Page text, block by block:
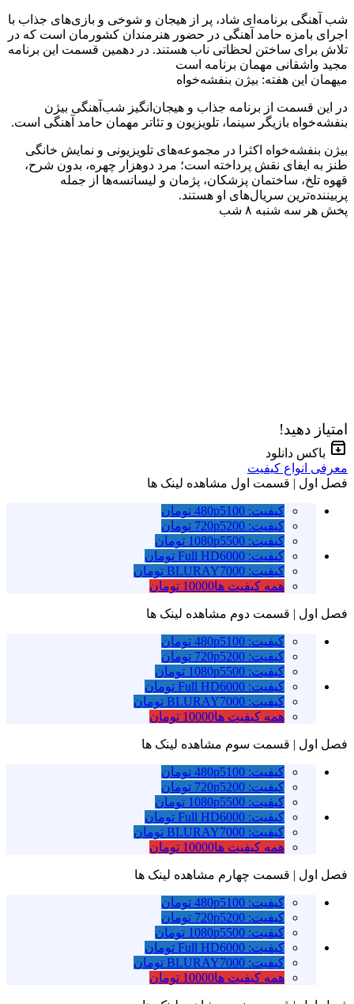
شب آهنگی برنامه‌ای شاد، پر از هیجان و شوخی و بازی‌های جذاب با
اجرای بامزه حامد آهنگی در حضور هنرمندان کشورمان است که در
تلاش برای ساختن لحظاتی ناب هستند. در دهمین قسمت این برنامه
مجید واشقانی مهمان برنامه است
میهمان این هفته: بیژن بنفشه‌خواه
در این قسمت از برنامه جذاب و هیجان‌انگیز شب‌آهنگی بیژن
بنفشه‌خواه بازیگر سینما، تلویزیون و تئاتر مهمان حامد آهنگی است.
بیژن بنفشه‌خواه اکثرا در مجموعه‌های تلویزیونی و نمایش خانگی
طنز به ایفای نقش پرداخته است؛ مرد دوهزار چهره، بدون شرح،
قهوه تلخ، ساختمان پزشکان، پژمان و لیسانسه‌ها از جمله
پربیننده‌ترین سریال‌های او هستند.
پخش هر سه شنبه ۸ شب
امتیاز دهید!
باکس دانلود
معرفی انواع کیفیت
فصل اول | قسمت اول مشاهده لینک ها
کیفیت: 480p 5100 تومان
کیفیت: 720p 5200 تومان
کیفیت: 1080p 5500 تومان
کیفیت: Full HD 6000 تومان
کیفیت: BLURAY 7000 تومان
همه کیفیت ها10000 تومان
فصل اول | قسمت دوم مشاهده لینک ها
کیفیت: 480p 5100 تومان
کیفیت: 720p 5200 تومان
کیفیت: 1080p 5500 تومان
کیفیت: Full HD 6000 تومان
کیفیت: BLURAY 7000 تومان
همه کیفیت ها10000 تومان
فصل اول | قسمت سوم مشاهده لینک ها
کیفیت: 480p 5100 تومان
کیفیت: 720p 5200 تومان
کیفیت: 1080p 5500 تومان
کیفیت: Full HD 6000 تومان
کیفیت: BLURAY 7000 تومان
همه کیفیت ها10000 تومان
فصل اول | قسمت چهارم مشاهده لینک ها
کیفیت: 480p 5100 تومان
کیفیت: 720p 5200 تومان
کیفیت: 1080p 5500 تومان
کیفیت: Full HD 6000 تومان
کیفیت: BLURAY 7000 تومان
همه کیفیت ها10000 تومان